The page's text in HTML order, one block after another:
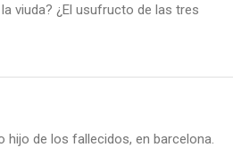
viuda? ¿El usufructo de las tres
hijo de los fallecidos, en barcelona.